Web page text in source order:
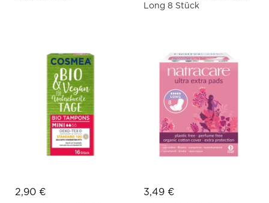
2,90 €
Long 8 Stück
3,49 €